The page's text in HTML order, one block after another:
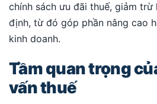
chính sách ưu đãi thuế, giảm
định, từ đó góp phần nâng cao
kinh doanh.
Tầm quan trọng
vấn thuế